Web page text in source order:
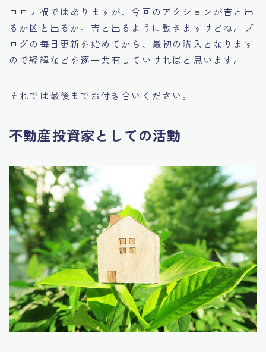
コロナ禍ではありますが、今回のアクションが吉と出
るか凶と出るか。吉と出るように動きますけどね。ブ
ログの毎日更新を始めてから、最初の購入となります
ので経緯などを逐一共有していければと思います。
それでは最後までお付き合いください。
不動産投資家としての活動